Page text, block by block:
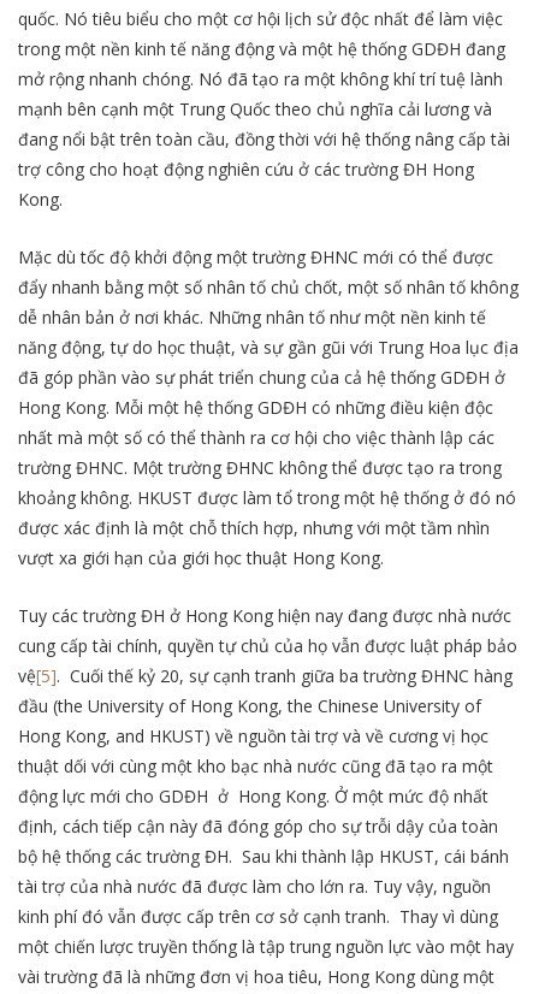
quốc. Nó tiêu biểu cho một cơ hội lịch sử độc nhất để làm việc
trong một nền kinh tế năng động và một hệ thống GDĐH đang
mở rộng nhanh chóng. Nó đã tạo ra một không khí trí tuệ lành
mạnh bên cạnh một Trung Quốc theo chủ nghĩa cải lương và
đang nổi bật trên toàn cầu, đồng thời với hệ thống nâng cấp tài
trợ công cho hoạt động nghiên cứu ở các trường ĐH Hong
Kong.
Mặc dù tốc độ khởi động một trường ĐHNC mới có thể được
đẩy nhanh bằng một số nhân tố chủ chốt, một số nhân tố không
dễ nhân bản ở nơi khác. Những nhân tố như một nền kinh tế
năng động, tự do học thuật, và sự gần gũi với Trung Hoa lục địa
đã góp phần vào sự phát triển chung của cả hệ thống GDĐH ở
Hong Kong. Mỗi một hệ thống GDĐH có những điều kiện độc
nhất mà một số có thể thành ra cơ hội cho việc thành lập các
trường ĐHNC. Một trường ĐHNC không thể được tạo ra trong
khoảng không. HKUST được làm tổ trong một hệ thống ở đó nó
được xác định là một chỗ thích hợp, nhưng với một tầm nhìn
vượt xa giới hạn của giới học thuật Hong Kong.
Tuy các trường ĐH ở Hong Kong hiện nay đang được nhà nước
cung cấp tài chính, quyền tự chủ của họ vẫn được luật pháp bảo
vệ[5]. Cuối thế kỷ 20, sự cạnh tranh giữa ba trường ĐHNC hàng
đầu (the University of Hong Kong, the Chinese University of
Hong Kong, and HKUST) về nguồn tài trợ và về cương vị học
thuật dối với cùng một kho bạc nhà nước cũng đã tạo ra một
động lực mới cho GDĐH ở Hong Kong. Ở một mức độ nhất
định, cách tiếp cận này đã đóng góp cho sự trỗi dậy của toàn
bộ hệ thống các trường ĐH. Sau khi thành lập HKUST, cái bánh
tài trợ của nhà nước đã được làm cho lớn ra. Tuy vậy, nguồn
kinh phí đó vẫn được cấp trên cơ sở cạnh tranh. Thay vì dùng
một chiến lược truyền thống là tập trung nguồn lực vào một hay
vài trường đã là những đơn vị hoa tiêu, Hong Kong dùng một